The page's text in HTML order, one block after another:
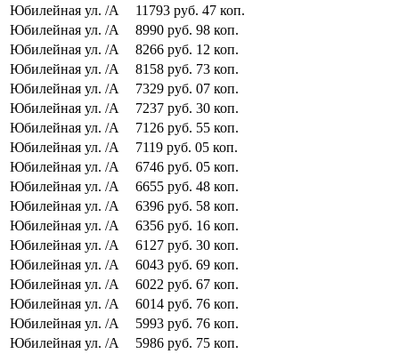
Юбилейная ул. /А 11793 руб. 47 коп.
Юбилейная ул. /А 8990 руб. 98 коп.
Юбилейная ул. /А 8266 руб. 12 коп.
Юбилейная ул. /А 8158 руб. 73 коп.
Юбилейная ул. /А 7329 руб. 07 коп.
Юбилейная ул. /А 7237 руб. 30 коп.
Юбилейная ул. /А 7126 руб. 55 коп.
Юбилейная ул. /А 7119 руб. 05 коп.
Юбилейная ул. /А 6746 руб. 05 коп.
Юбилейная ул. /А 6655 руб. 48 коп.
Юбилейная ул. /А 6396 руб. 58 коп.
Юбилейная ул. /А 6356 руб. 16 коп.
Юбилейная ул. /А 6127 руб. 30 коп.
Юбилейная ул. /А 6043 руб. 69 коп.
Юбилейная ул. /А 6022 руб. 67 коп.
Юбилейная ул. /А 6014 руб. 76 коп.
Юбилейная ул. /А 5993 руб. 76 коп.
Юбилейная ул. /А 5986 руб. 75 коп.